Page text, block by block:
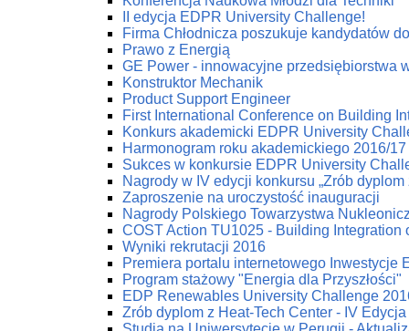
II edycja EDPR University Challenge!
Firma Chłodnicza poszukuje kandydatów
Prawo z Energią
GE Power - innowacyjne przedsiębiorstwa
Konstruktor Mechanik
Product Support Engineer
First International Conference on Building
Konkurs akademicki EDPR University
Harmonogram roku akademickiego 2016/17
Sukces w konkursie EDPR University
Nagrody w IV edycji konkursu „Zrób dyplom
Zaproszenie na uroczystość inauguracji
Nagrody Polskiego Towarzystwa
COST Action TU1025 - Building Integration
Wyniki rekrutacji 2016
Premiera portalu internetowego Inwestycje
Program stażowy "Energia dla Przyszłości"
EDP Renewables University Challenge
Zrób dyplom z Heat-Tech Center - IV